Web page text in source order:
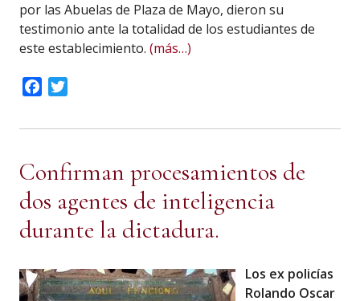
por las Abuelas de Plaza de Mayo, dieron su
testimonio ante la totalidad de los estudiantes de
este establecimiento. (más…)
Facebook
Confirman procesamientos de
dos agentes de inteligencia
durante la dictadura.
Los ex policías
Rolando Oscar